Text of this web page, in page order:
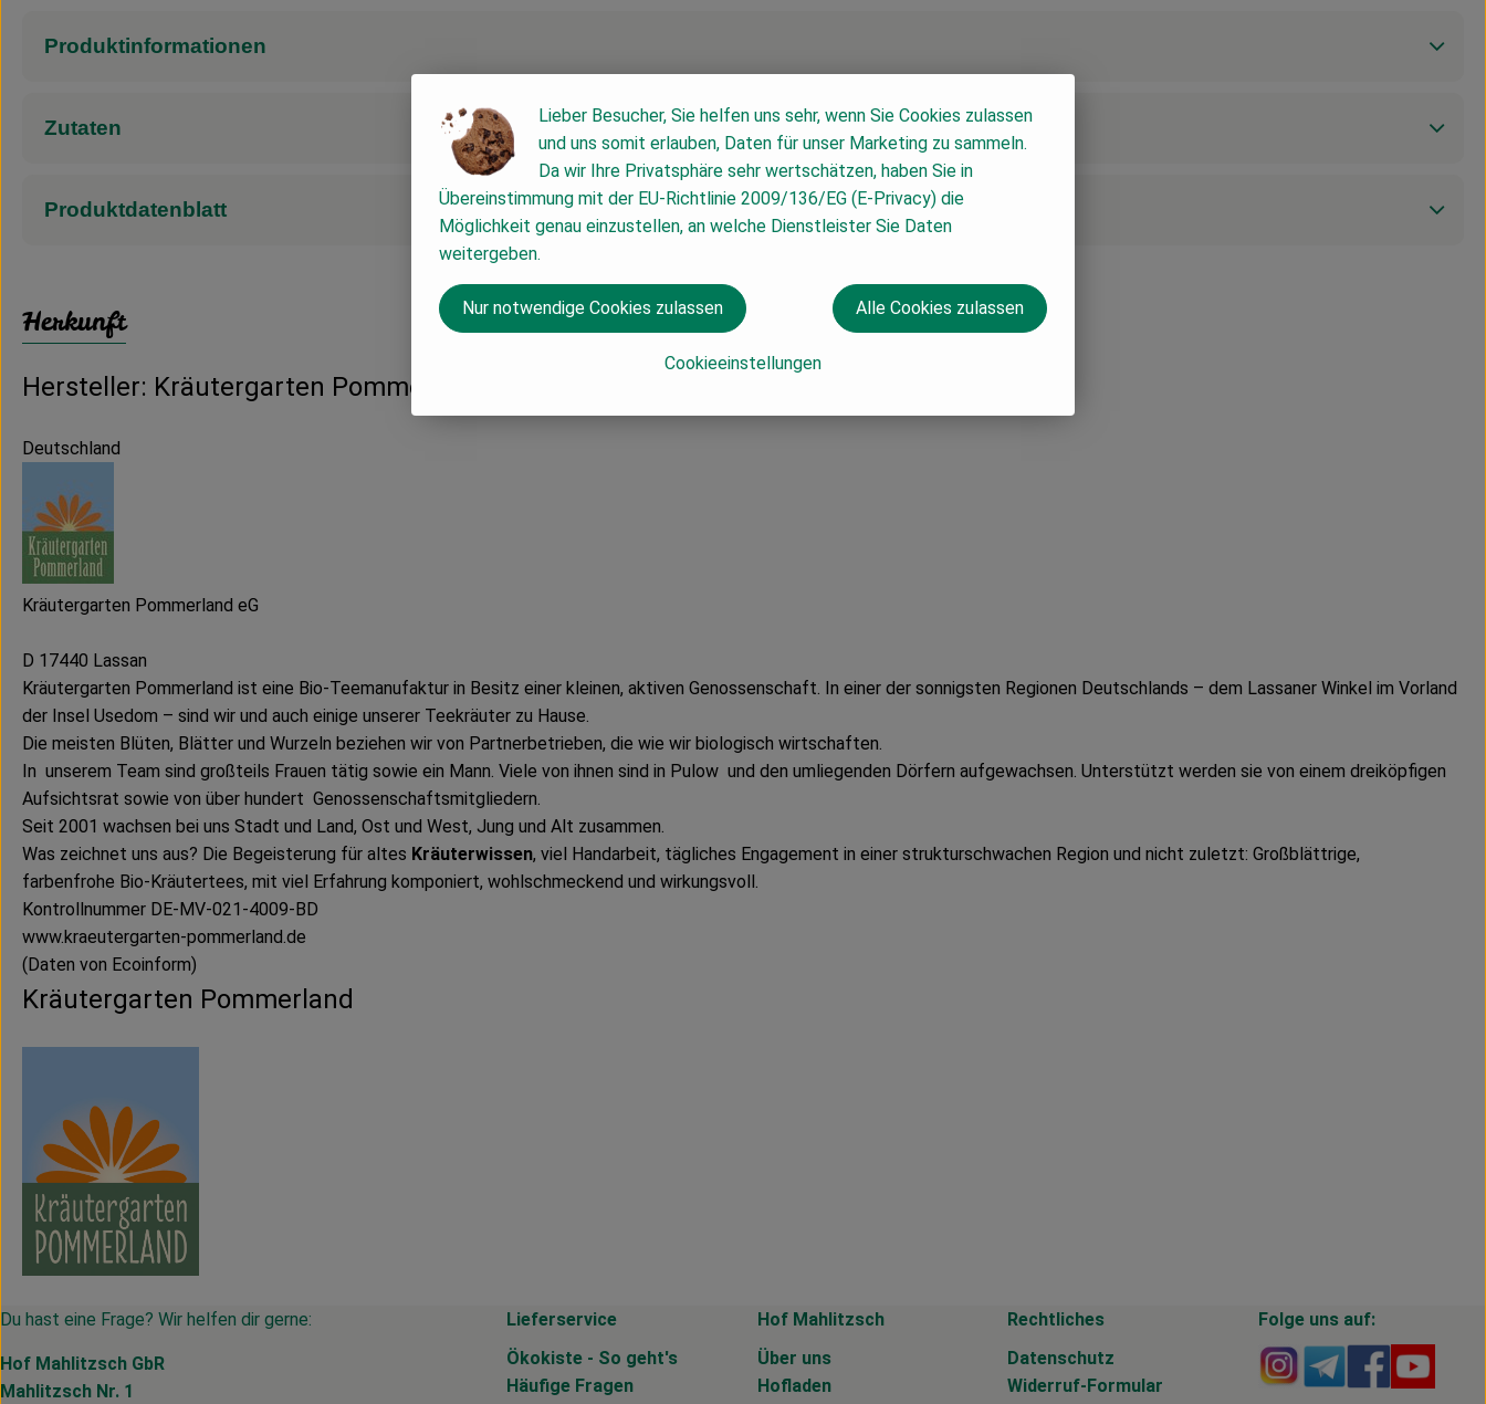
Produktinformationen
Zutaten
Produktdatenblatt
Herkunft
Hersteller: Kräutergarten Pommerland
Deutschland
Kräutergarten Pommerland eG
D 17440 Lassan
Kräutergarten Pommerland ist eine Bio-Teemanufaktur in Besitz einer kleinen, aktiven Genossenschaft. In einer der sonnigsten Regionen Deutschlands – dem Lassaner Winkel im Vorland
der Insel Usedom – sind wir und auch einige unserer Teekräuter zu Hause.
Die meisten Blüten, Blätter und Wurzeln beziehen wir von Partnerbetrieben, die wie wir biologisch wirtschaften.
In unserem Team sind großteils Frauen tätig sowie ein Mann. Viele von ihnen sind in Pulow und den umliegenden Dörfern aufgewachsen. Unterstützt werden sie von einem dreiköpfigen
Aufsichtsrat sowie von über hundert Genossenschaftsmitgliedern.
Seit 2001 wachsen bei uns Stadt und Land, Ost und West, Jung und Alt zusammen.
Was zeichnet uns aus? Die Begeisterung für altes Kräuterwissen, viel Handarbeit, tägliches Engagement in einer strukturschwachen Region und nicht zuletzt: Großblättrige,
farbenfrohe Bio-Kräutertees, mit viel Erfahrung komponiert, wohlschmeckend und wirkungsvoll.
Kontrollnummer DE-MV-021-4009-BD
www.kraeutergarten-pommerland.de
(Daten von Ecoinform)
Kräutergarten Pommerland
Du hast eine Frage? Wir helfen dir gerne:
Hof Mahlitzsch GbR
Mahlitzsch Nr. 1
Lieferservice
Ökokiste - So geht's
Häufige Fragen
Hof Mahlitzsch
Über uns
Hofladen
Rechtliches
Datenschutz
Widerruf-Formular
Folge uns auf:
Externer Link zu
Externer Link
Externer
Lieber Besucher, Sie helfen uns sehr, wenn Sie Cookies zulassen
und uns somit erlauben, Daten für unser Marketing zu sammeln.
Da wir Ihre Privatsphäre sehr wertschätzen, haben Sie in
Übereinstimmung mit der EU-Richtlinie 2009/136/EG (E-Privacy) die
Möglichkeit genau einzustellen, an welche Dienstleister Sie Daten
weitergeben.
Cookieeinstellungen
Nur notwendige Cookies zulassen Alle Cookies zulassen